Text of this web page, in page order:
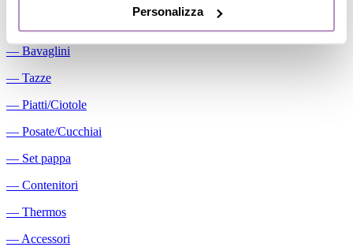
Personalizza
― Bavaglini
― Tazze
― Piatti/Ciotole
― Posate/Cucchiai
― Set pappa
― Contenitori
― Thermos
― Accessori